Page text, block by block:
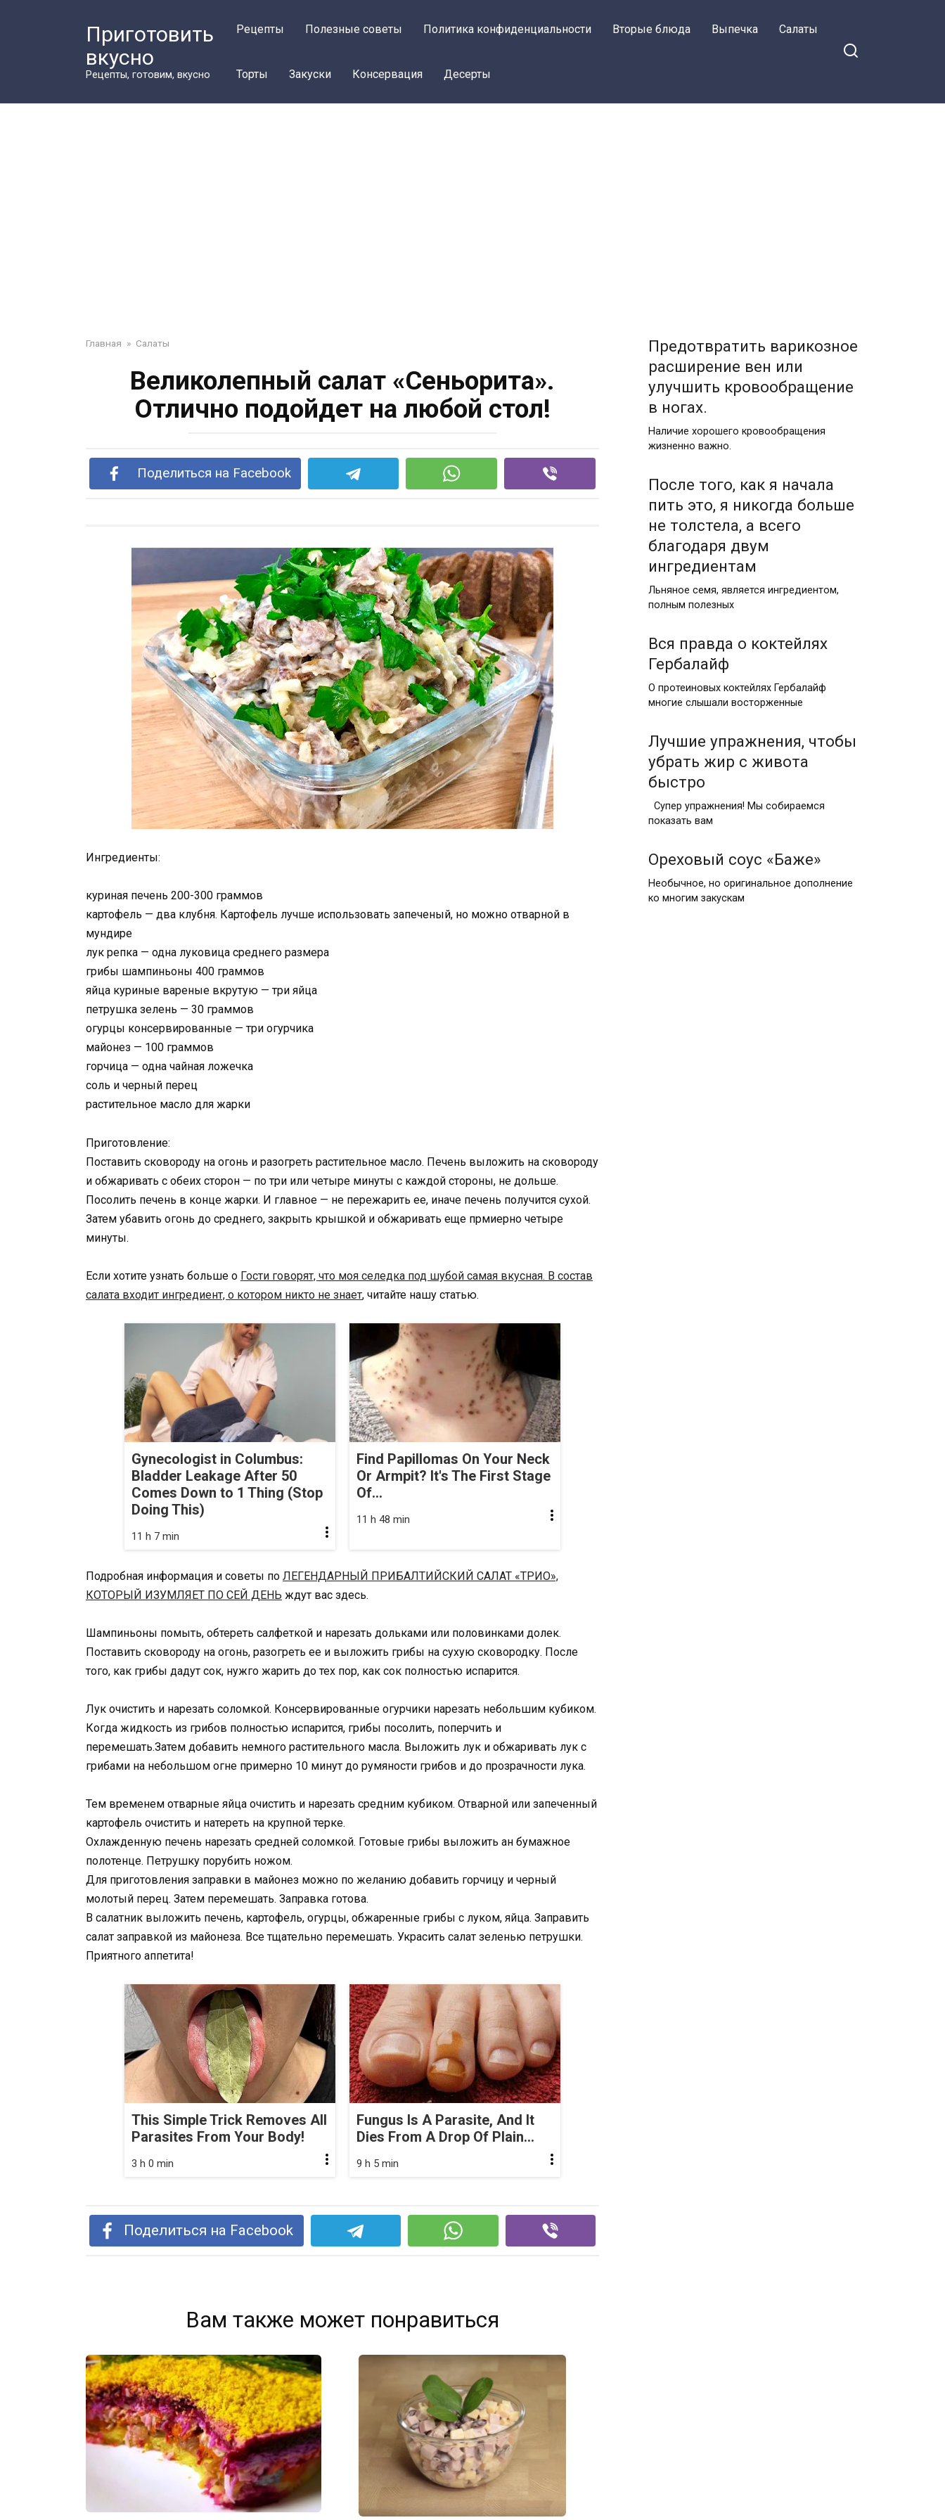
Приготовить
вкусно
Рецепты, готовим, вкусно
Рецепты Полезные советы Политика конфиденциальности Вторые блюда Выпечка Салаты
Торты Закуски Консервация Десерты
Главная » Салаты
Великолепный cалат «Сеньорита».
Отлично подойдет на любой стол!
Поделиться на Facebook
Ингредиенты:
куриная печень 200-300 граммов
картофель — два клубня. Картофель лучше использовать запеченый, но можно отварной в
мундире
лук репка — одна луковица среднего размера
грибы шампиньоны 400 граммов
яйца куриные вареные вкрутую — три яйца
петрушка зелень — 30 граммов
огурцы консервированные — три огурчика
майонез — 100 граммов
горчица — одна чайная ложечка
соль и черный перец
растительное масло для жарки
Приготовление:
Поставить сковороду на огонь и разогреть растительное масло. Печень выложить на сковороду
и обжаривать с обеих сторон — по три или четыре минуты с каждой стороны, не дольше.
Посолить печень в конце жарки. И главное — не пережарить ее, иначе печень получится сухой.
Затем убавить огонь до среднего, закрыть крышкой и обжаривать еще прмиерно четыре
минуты.
Если хотите узнать больше о Гости говорят, что моя селедка под шубой самая вкусная. В состав
салата входит ингредиент, о котором никто не знает, читайте нашу статью.
Gynecologist in Columbus:
Bladder Leakage After 50
Comes Down to 1 Thing (Stop
Doing This)
11 h 7 min
Find Papillomas On Your Neck
Or Armpit? It's The First Stage
Of...
11 h 48 min
Подробная информация и советы по ЛЕГЕНДАРНЫЙ ПРИБАЛТИЙСКИЙ САЛАТ «ТРИО»,
КОТОРЫЙ ИЗУМЛЯЕТ ПО СЕЙ ДЕНЬ ждут вас здесь.
Шампиньоны помыть, обтереть салфеткой и нарезать дольками или половинками долек.
Поставить сковороду на огонь, разогреть ее и выложить грибы на сухую сковородку. После
того, как грибы дадут сок, нужго жарить до тех пор, как сок полностью испарится.
Лук очистить и нарезать соломкой. Консервированные огурчики нарезать небольшим кубиком.
Когда жидкость из грибов полностью испарится, грибы посолить, поперчить и
перемешать.Затем добавить немного растительного масла. Выложить лук и обжаривать лук с
грибами на небольшом огне примерно 10 минут до румяности грибов и до прозрачности лука.
Тем временем отварные яйца очистить и нарезать средним кубиком. Отварной или запеченный
картофель очистить и натереть на крупной терке.
Охлажденную печень нарезать средней соломкой. Готовые грибы выложить ан бумажное
полотенце. Петрушку порубить ножом.
Для приготовления заправки в майонез можно по желанию добавить горчицу и черный
молотый перец. Затем перемешать. Заправка готова.
В салатник выложить печень, картофель, огурцы, обжаренные грибы с луком, яйца. Заправить
салат заправкой из майонеза. Все тщательно перемешать. Украсить салат зеленью петрушки.
Приятного аппетита!
This Simple Trick Removes All
Parasites From Your Body!
3 h 0 min
Fungus Is A Parasite, And It
Dies From A Drop Of Plain...
9 h 5 min
Поделиться на Facebook
Вам также может понравиться
Предотвратить варикозное
расширение вен или
улучшить кровообращение
в ногах.
Наличие хорошего кровообращения
жизненно важно.
После того, как я начала
пить это, я никогда больше
не толстела, а всего
благодаря двум
ингредиентам
Льняное семя, является ингредиентом,
полным полезных
Вся правда о коктейлях
Гербалайф
О протеиновых коктейлях Гербалайф
многие слышали восторженные
Лучшие упражнения, чтобы
убрать жир с живота
быстро
Супер упражнения! Мы собираемся
показать вам
Ореховый соус «Баже»
Необычное, но оригинальное дополнение
ко многим закускам